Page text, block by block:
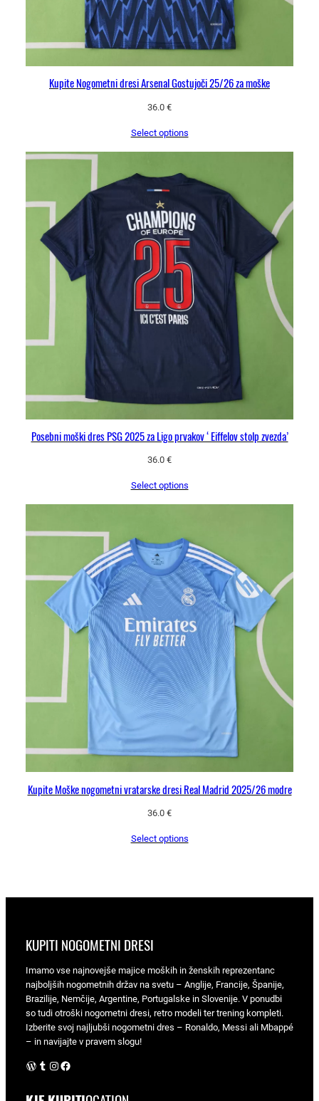
Kupite Nogometni dresi Arsenal Gostujoči 25/26 za moške
36.0 €
Select options
Posebni moški dres PSG 2025 za Ligo prvakov ‘Eiffelov stolp zvezda’
36.0 €
Select options
Kupite Moške nogometni vratarske dresi Real Madrid 2025/26 modre
36.0 €
Select options
KUPITI NOGOMETNI DRESI
Imamo vse najnovejše majice moških in ženskih reprezentanc
najboljših nogometnih držav na svetu – Anglije, Francije, Španije,
Brazilije, Nemčije, Argentine, Portugalske in Slovenije. V ponudbi
so tudi otroški nogometni dresi, retro modeli ter trening kompleti.
Izberite svoj najljubši nogometni dres – Ronaldo, Messi ali Mbappé
– in navijajte v pravem slogu!
WordPress Instagram Facebook